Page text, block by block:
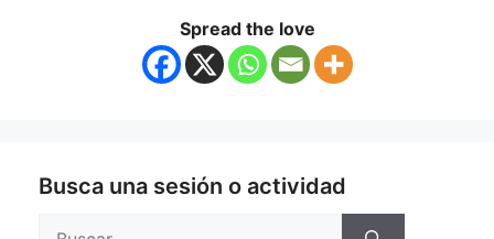
Spread the love
Busca una sesión o actividad